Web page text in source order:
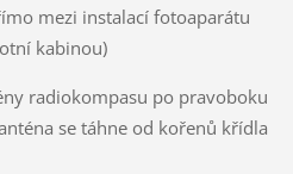
mezi instalací fotoaparátu
kabinou)
radiokompasu po pravoboku
se táhne od kořenů křídla